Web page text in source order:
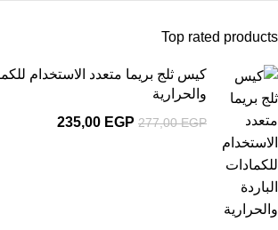
Top rated products
كيس ثلج بريما متعدد الاستخدام
والحرارية
277,00EGP
235,00 EGP